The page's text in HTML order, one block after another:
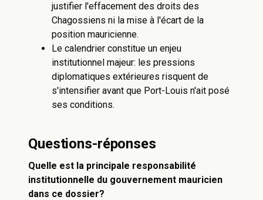
justifier l'effacement des droits des
Chagossiens ni la mise à l'écart de la
position mauricienne.
Le calendrier constitue un enjeu
institutionnel majeur: les pressions
diplomatiques extérieures risquent de
s'intensifier avant que Port-Louis n'ait posé
ses conditions.
Questions-réponses
Quelle est la principale responsabilité
institutionnelle du gouvernement mauricien
dans ce dossier?